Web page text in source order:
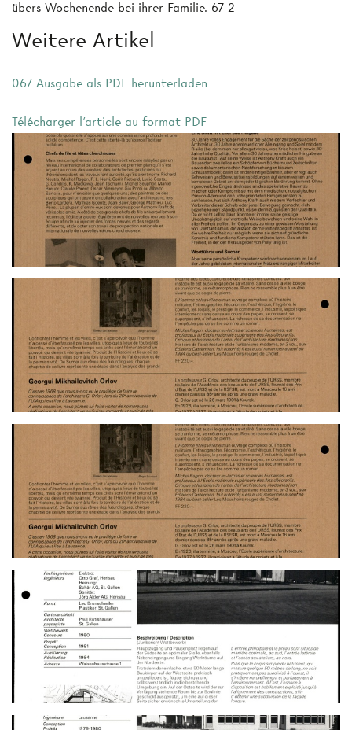
übers Wochenende bei ihrer Familie. 67 2
Weitere Artikel
067 Ausgabe als PDF herunterladen
Télécharger l'article au format PDF